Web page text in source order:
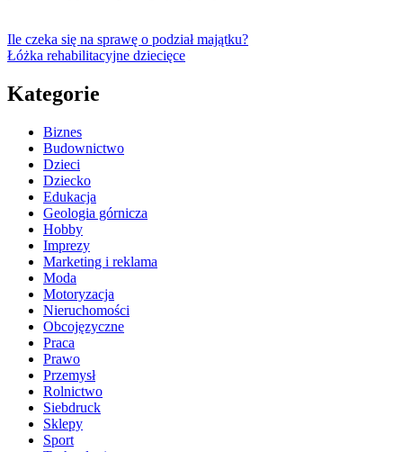
Ile czeka się na sprawę o podział majątku?
Łóżka rehabilitacyjne dziecięce
Kategorie
Biznes
Budownictwo
Dzieci
Dziecko
Edukacja
Geologia górnicza
Hobby
Imprezy
Marketing i reklama
Moda
Motoryzacja
Nieruchomości
Obcojęzyczne
Praca
Prawo
Przemysł
Rolnictwo
Siebdruck
Sklepy
Sport